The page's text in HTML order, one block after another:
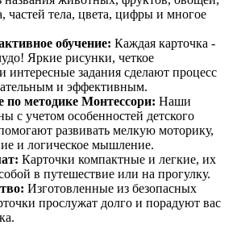
частей тела, цвета, цифры и многое
обучение: Каждая карточка -
Яркие рисунки, четкое
интересные задания сделают процесс
и эффективным.
по методике Монтессори: Наши
с учетом особенностей детского
развивать мелкую моторику,
и логическое мышление.
Карточки компактные и легкие, их
в путешествие или на прогулку.
Изготовленные из безопасных
прослужат долго и порадуют вас